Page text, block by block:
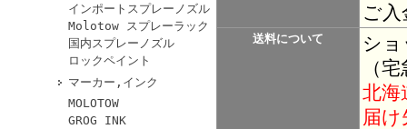
インポートスプレーノズル
Molotow スプレーラック
国内スプレーノズル
ロックペイント
マーカー,インク
MOLOTOW
GROG INK
ご
送料について
シ
（
北海
届